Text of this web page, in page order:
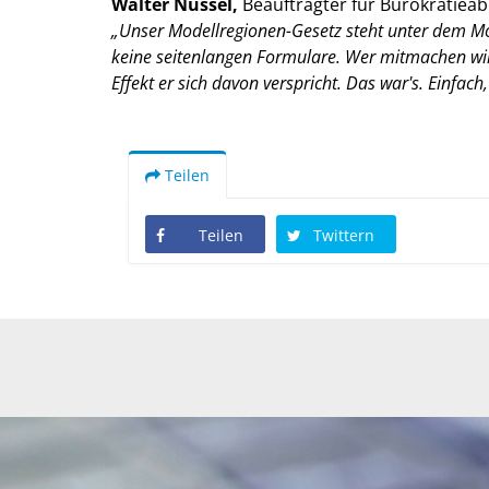
Unser Modellregionen-Gesetz steht unter dem
keine seitenlangen Formulare. Wer mitmachen
Effekt er sich davon verspricht. Das war's.
Teilen
Teilen Twittern